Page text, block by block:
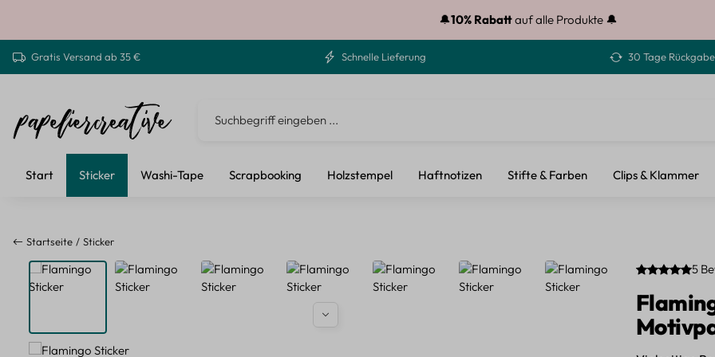
🔔10% Rabattauf alle Produkte 🔔
Gratis Versand ab 35 € Schnelle Lieferung 30 Tage
Start Sticker Washi-Tape Scrapbooking Holzstempel Haftnotizen Stifte & Farben Clips & Klammer
Startseite Sticker
Bildergalerie überspringen 5